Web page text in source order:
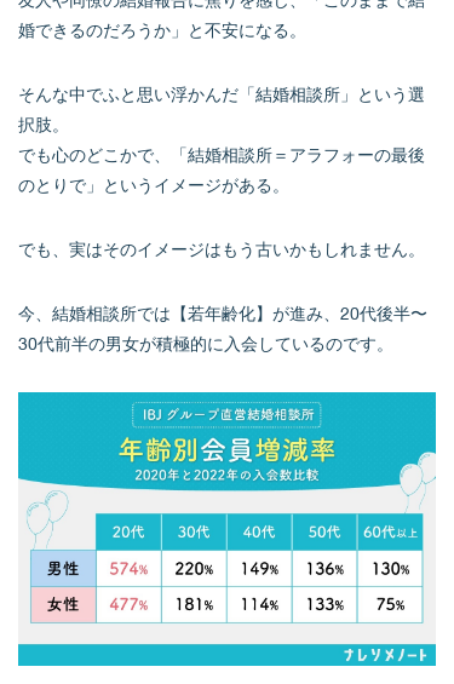
婚できるのだろうか」と不安になる。
そんな中でふと思い浮かんだ「結婚相談所」という選
択肢。
でも心のどこかで、「結婚相談所＝アラフォーの最後
のとりで」というイメージがある。
でも、実はそのイメージはもう古いかもしれません。
今、結婚相談所では【若年齢化】が進み、20代後半〜
30代前半の男女が積極的に入会しているのです。